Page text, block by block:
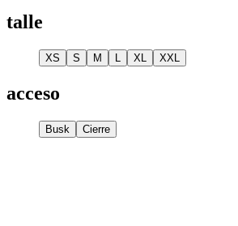
talle
XS S M L XL XXL
acceso
Busk Cierre